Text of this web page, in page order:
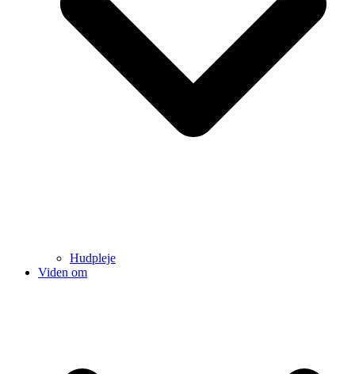
Hudpleje
Viden om